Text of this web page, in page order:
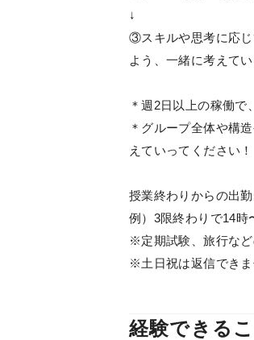
↓
③スキルや思考に応じ
よう、一緒に考えて
＊週2日以上の稼働で
＊グループ全体や構
えていってください！
授業終わりからの出
例）3限終わりで14時
※定期試験、旅行な
※土日祝は返信できま
経験できる